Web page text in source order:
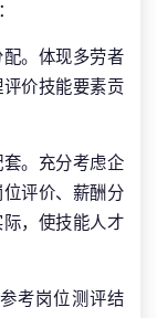
配。体现多劳者
价技能要素贡
套。充分考虑企
评价、薪酬分
，使技能人才
考岗位测评结